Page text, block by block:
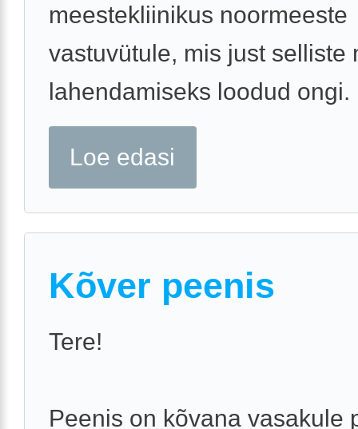
meestekliinikus noormeeste
vastuvütule, mis just selliste
lahendamiseks loodud ongi.
Loe edasi
Kõver peenis
Tere!
Peenis on kõvana vasakule